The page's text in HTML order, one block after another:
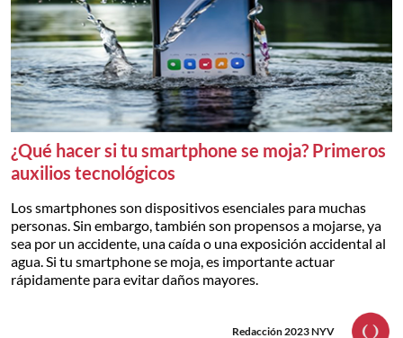
¿Qué hacer si tu smartphone se moja? Primeros
auxilios tecnológicos
Los smartphones son dispositivos esenciales para muchas
personas. Sin embargo, también son propensos a mojarse, ya
sea por un accidente, una caída o una exposición accidental al
agua. Si tu smartphone se moja, es importante actuar
rápidamente para evitar daños mayores.
Redacción 2023 NYV